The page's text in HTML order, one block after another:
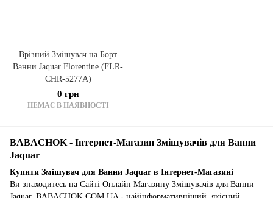
Врізний Змішувач на Борт
Ванни Jaquar Florentine (FLR-
CHR-5277A)
0 грн
НЕМАЄ В НАЯВНОСТІ
BABACHOK - Інтернет-Магазин Змішувачів для Ванни
Jaquar
Купити Змішувач для Ванни Jaquar в Інтернет-Магазині
Ви знаходитесь на Сайті Онлайн Магазину Змішувачів для Ванни